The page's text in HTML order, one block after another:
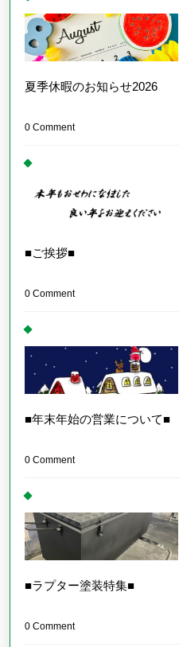
夏季休暇のお知らせ2026
0 Comment
■ご挨拶■
0 Comment
■年末年始の営業について■
0 Comment
■ラプター塗装特集■
0 Comment